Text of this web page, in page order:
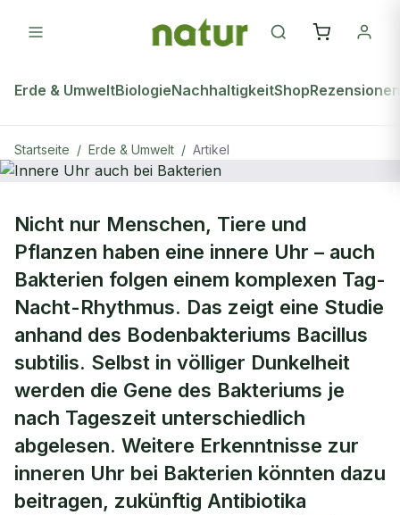
Erde & UmweltBiologieNachhaltigkeitShopRezensionen
Startseite / Erde & Umwelt / Artikel
Innere Uhr auch bei Bakterien
Nicht nur Menschen, Tiere und
Pflanzen haben eine innere Uhr – auch
Bakterien folgen einem komplexen Tag-
Nacht-Rhythmus. Das zeigt eine Studie
anhand des Bodenbakteriums Bacillus
subtilis. Selbst in völliger Dunkelheit
werden die Gene des Bakteriums je
nach Tageszeit unterschiedlich
abgelesen. Weitere Erkenntnisse zur
inneren Uhr bei Bakterien könnten dazu
beitragen, zukünftig Antibiotika